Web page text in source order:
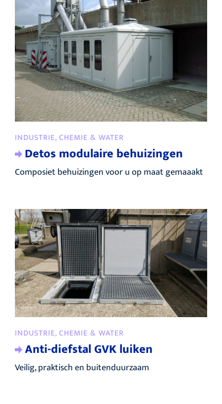
INDUSTRIE, CHEMIE & WATER
Detos modulaire behuizingen
Composiet behuizingen voor u op maat gemaaakt
INDUSTRIE, CHEMIE & WATER
Anti-diefstal GVK luiken
Veilig, praktisch en buitenduurzaam